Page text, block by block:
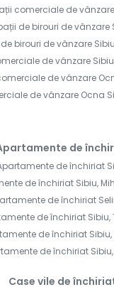
comerciale de
de birouri de vânzare
birouri de vânzare
de vânzare
de vânzare
de vânzare Ocna
de
de închiriat
de închiriat Sibiu,
de închiriat
de închiriat Sibiu,
de închiriat Sibiu,
de închiriat
Case vile de